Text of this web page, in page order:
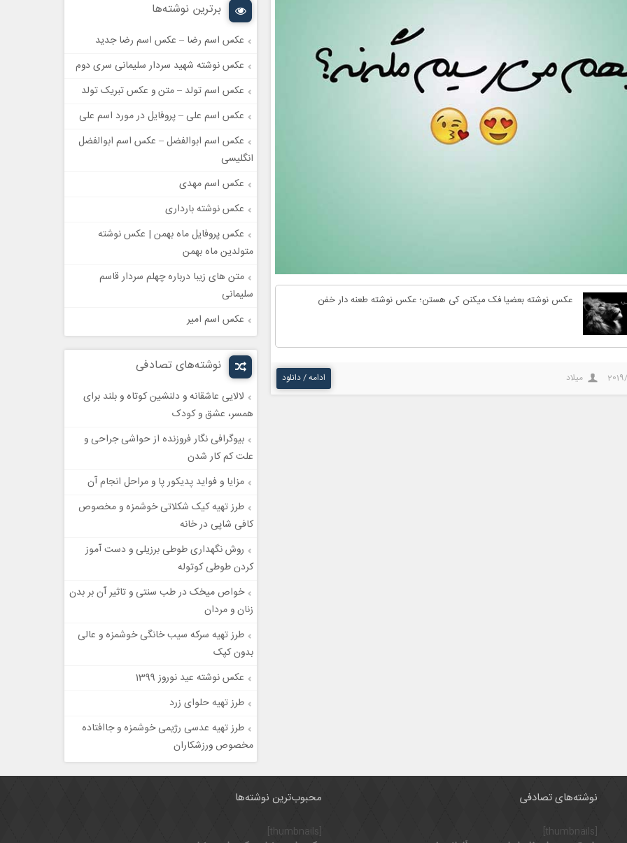
عکس نوشته بعضیا فک میکنن کی هستن؛ عکس نوشته طعنه دار خفن
میلاد ادامه / دانلود
برترین نوشته‌ها
عکس اسم رضا – عکس اسم رضا جدید
عکس نوشته شهید سردار سلیمانی سری دوم
عکس اسم تولد – متن و عکس تبریک تولد
عکس اسم علی – پروفایل در مورد اسم علی
عکس اسم ابوالفضل – عکس اسم ابوالفضل
انگلیسی
عکس اسم مهدی
عکس نوشته بارداری
عکس پروفایل ماه بهمن | عکس نوشته
متولدین ماه بهمن
متن های زیبا درباره چهلم سردار قاسم
سلیمانی
عکس اسم امیر
نوشته‌های تصادفی
لالایی عاشقانه و دلنشین کوتاه و بلند برای
همسر، عشق و کودک
بیوگرافی نگار فروزنده از حواشی جراحی و
علت کم کار شدن
مزایا و فواید پدیکور پا و مراحل انجام آن
طرز تهیه کیک شکلاتی خوشمزه و مخصوص
کافی شاپی در خانه
روش نگهداری طوطی برزیلی و دست آموز
کردن طوطی کوتوله
خواص میخک در طب سنتی و تاثیر آن بر بدن
زنان و مردان
طرز تهیه سرکه سیب خانگی خوشمزه و عالی
بدون کپک
عکس نوشته عید نوروز 1399
طرز تهیه حلوای زرد
طرز تهیه عدسی رژیمی خوشمزه و جاافتاده
مخصوص ورزشکاران
نوشته‌های تصادفی
[thumbnails]
محبوب‌ترین نوشته‌ها
[thumbnails]